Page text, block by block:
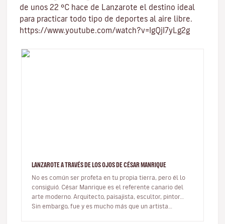
de unos 22 ºC hace de Lanzarote el destino ideal
para practicar todo tipo de deportes al aire libre.
https://www.youtube.com/watch?v=IgQjI7yLg2g
LANZAROTE A TRAVÉS DE LOS OJOS DE CÉSAR MANRIQUE
No es común ser profeta en tu propia tierra, pero él lo
consiguió. César Manrique es el referente canario del
arte moderno. Arquitecto, paisajista, escultor, pintor…
Sin embargo, fue y es mucho más que un artista